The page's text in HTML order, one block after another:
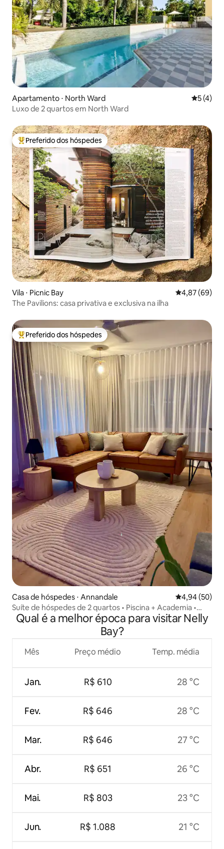
Apartamento ⋅ North Ward 5 de
5 (4)
Luxo de 2 quartos em North Ward
Entre os melhores preferidos dos hóspedes
Preferido dos hóspedes
Vila ⋅ Picnic Bay 4,87 de uma
4,87 (69)
The Pavilions: casa privativa e exclusiva na ilha
Entre os melhores preferidos dos hóspedes
Preferido dos hóspedes
Casa de hóspedes ⋅ Annandale 4,94 de uma
4,94 (50)
Suíte de hóspedes de 2 quartos • Piscina + Academia •
Perto de JCU e Hospital
Qual é a melhor época para visitar Nelly
Bay?
Mês
Jan.
Fev.
Mar.
Abr.
Mai.
Jun.
Preço médio
R$ 610
R$ 646
R$ 646
R$ 651
R$ 803
R$ 1.088
Temp. média
28 °C
28 °C
27 °C
26 °C
23 °C
21 °C